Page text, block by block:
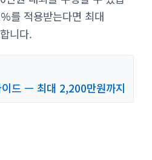
를 적용받는다면 최대
니다.
이드 — 최대 2,200만원까지